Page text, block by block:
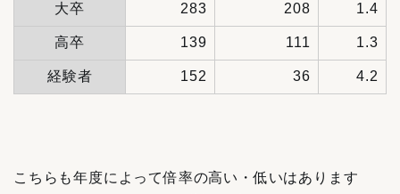
大卒 283 208 1.4
高卒 139 111 1.3
経験者 152 36 4.2
こちらも年度によって倍率の高い・低いはあります